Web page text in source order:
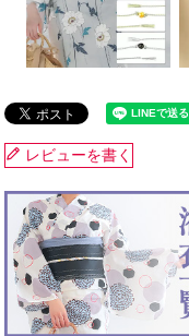
レビューを書く